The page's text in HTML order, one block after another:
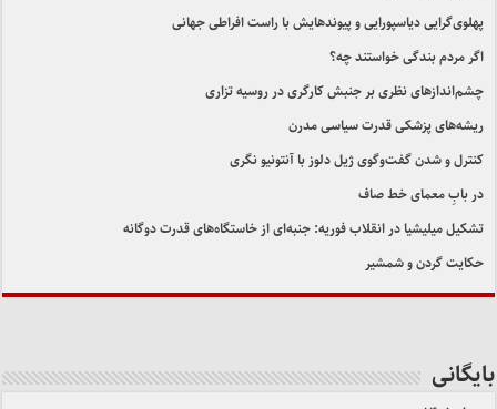
پهلوی‌گرایی دیاسپورایی و پیوندهایش با راست افراطی جهانی
اگر مردم بندگی خواستند چه؟
چشم‌اندازهای نظری بر جنبش کارگری در روسیه تزاری
ریشه‌های پزشکی قدرت سیاسی مدرن
کنترل و شدن گفت‌وگوی ژیل دلوز با آنتونیو نگری
در بابِ معمای خط صاف
تشکیل میلیشیا در انقلاب فوریه: جنبه‌ای از خاستگاه‌های قدرت دوگانه
حکایت گردن و شمشیر
بایگانی